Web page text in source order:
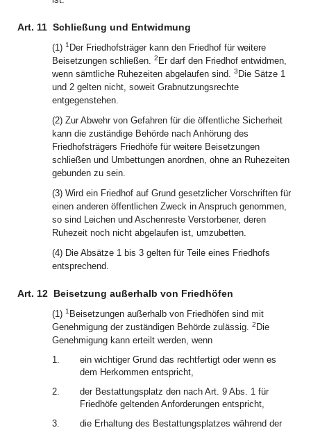
Art. 11 Schließung und Entwidmung
(1) 1 Der Friedhofsträger kann den Friedhof für weitere
Beisetzungen schließen. 2 Er darf den Friedhof entwidmen,
wenn sämtliche Ruhezeiten abgelaufen sind. 3 Die Sätze 1
und 2 gelten nicht, soweit Grabnutzungsrechte
entgegenstehen.
(2) Zur Abwehr von Gefahren für die öffentliche Sicherheit
kann die zuständige Behörde nach Anhörung des
Friedhofsträgers Friedhöfe für weitere Beisetzungen
schließen und Umbettungen anordnen, ohne an Ruhezeiten
gebunden zu sein.
(3) Wird ein Friedhof auf Grund gesetzlicher Vorschriften für
einen anderen öffentlichen Zweck in Anspruch genommen,
so sind Leichen und Aschenreste Verstorbener, deren
Ruhezeit noch nicht abgelaufen ist, umzubetten.
(4) Die Absätze 1 bis 3 gelten für Teile eines Friedhofs
entsprechend.
Art. 12 Beisetzung außerhalb von Friedhöfen
(1) 1 Beisetzungen außerhalb von Friedhöfen sind mit
Genehmigung der zuständigen Behörde zulässig. 2 Die
Genehmigung kann erteilt werden, wenn
1.
ein wichtiger Grund das rechtfertigt oder wenn es
dem Herkommen entspricht,
2.
der Bestattungsplatz den nach Art. 9 Abs. 1 für
Friedhöfe geltenden Anforderungen entspricht,
3.
die Erhaltung des Bestattungsplatzes während der